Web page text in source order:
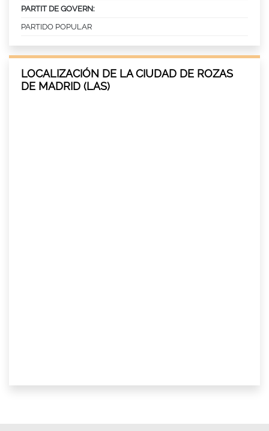
PARTIT DE GOVERN:
PARTIDO POPULAR
LOCALIZACIÓN DE LA CIUDAD DE ROZAS
DE MADRID (LAS)